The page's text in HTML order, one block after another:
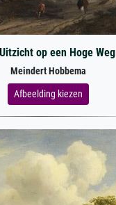
op een Hoge Weg
Meindert Hobbema
Afbeelding kiezen